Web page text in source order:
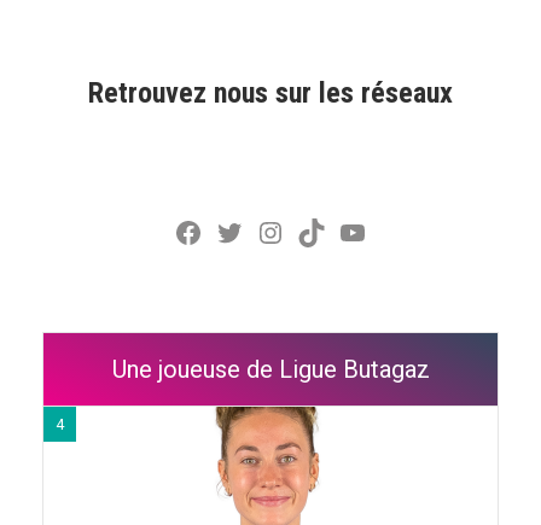
Retrouvez nous sur les réseaux
Facebook
Twitter
Instagram
TikTokYouTube
Une joueuse de Ligue Butagaz
4